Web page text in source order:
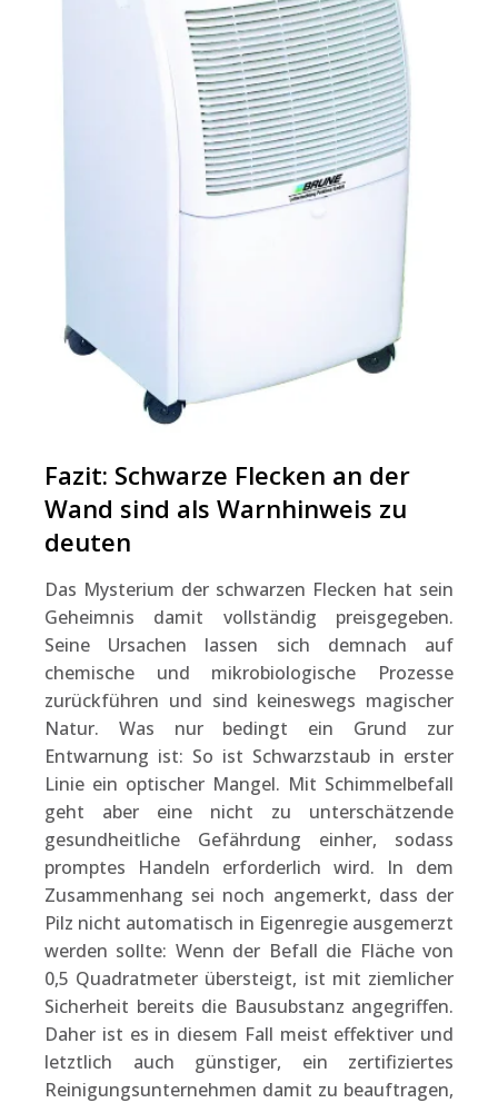
Fazit: Schwarze Flecken an der
Wand sind als Warnhinweis zu
deuten
Das Mysterium der schwarzen Flecken hat sein
Geheimnis damit vollständig preisgegeben.
Seine Ursachen lassen sich demnach auf
chemische und mikrobiologische Prozesse
zurückführen und sind keineswegs magischer
Natur. Was nur bedingt ein Grund zur
Entwarnung ist: So ist Schwarzstaub in erster
Linie ein optischer Mangel. Mit Schimmelbefall
geht aber eine nicht zu unterschätzende
gesundheitliche Gefährdung einher, sodass
promptes Handeln erforderlich wird. In dem
Zusammenhang sei noch angemerkt, dass der
Pilz nicht automatisch in Eigenregie ausgemerzt
werden sollte: Wenn der Befall die Fläche von
0,5 Quadratmeter übersteigt, ist mit ziemlicher
Sicherheit bereits die Bausubstanz angegriffen.
Daher ist es in diesem Fall meist effektiver und
letztlich auch günstiger, ein zertifiziertes
Reinigungsunternehmen damit zu beauftragen,